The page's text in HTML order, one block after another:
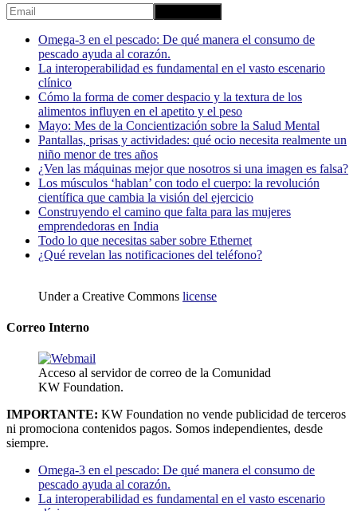
Omega-3 en el pescado: De qué manera el consumo de
pescado ayuda al corazón.
La interoperabilidad es fundamental en el vasto escenario
clínico
Cómo la forma de comer despacio y la textura de los
alimentos influyen en el apetito y el peso
Mayo: Mes de la Concientización sobre la Salud Mental
Pantallas, prisas y actividades: qué ocio necesita realmente un
niño menor de tres años
¿Ven las máquinas mejor que nosotros si una imagen es falsa?
Los músculos ‘hablan’ con todo el cuerpo: la revolución
científica que cambia la visión del ejercicio
Construyendo el camino que falta para las mujeres
emprendedoras en India
Todo lo que necesitas saber sobre Ethernet
¿Qué revelan las notificaciones del teléfono?
Under a Creative Commons license
Correo Interno
Acceso al servidor de correo de la Comunidad
KW Foundation.
IMPORTANTE: KW Foundation no vende publicidad de terceros
ni promociona contenidos pagos. Somos independientes, desde
siempre.
Omega-3 en el pescado: De qué manera el consumo de
pescado ayuda al corazón.
La interoperabilidad es fundamental en el vasto escenario